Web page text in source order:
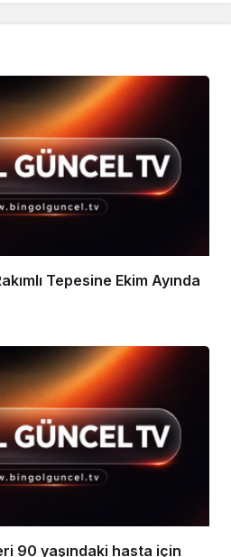
Tepesine Ekim Ayında
90 yaşındaki hasta için